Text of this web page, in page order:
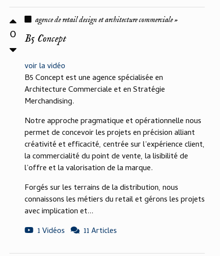
0
agence de retail design et architecture commerciale »
B5 Concept
voir la vidéo
B5 Concept est une agence spécialisée en
Architecture Commerciale et en Stratégie
Merchandising.
Notre approche pragmatique et opérationnelle nous
permet de concevoir les projets en précision alliant
créativité et efficacité, centrée sur l’expérience client,
la commercialité du point de vente, la lisibilité de
l’offre et la valorisation de la marque.
Forgés sur les terrains de la distribution, nous
connaissons les métiers du retail et gérons les projets
avec implication et...
1 Vidéos
11 Articles